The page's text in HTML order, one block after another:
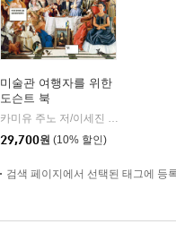
미술관 여행자를 위한
도슨트 북
카미유 주노 저/이세진 역
윌북
29,700원 (10% 할인)
검색 페이지에서 선택된 태그에 등